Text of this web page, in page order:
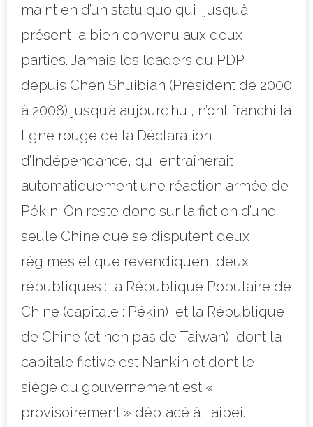
maintien d’un statu quo qui, jusqu’à
présent, a bien convenu aux deux
parties. Jamais les leaders du PDP,
depuis Chen Shuibian (Président de 2000
à 2008) jusqu’à aujourd’hui, n’ont franchi la
ligne rouge de la Déclaration
d’Indépendance, qui entraînerait
automatiquement une réaction armée de
Pékin. On reste donc sur la fiction d’une
seule Chine que se disputent deux
régimes et que revendiquent deux
républiques : la République Populaire de
Chine (capitale : Pékin), et la République
de Chine (et non pas de Taiwan), dont la
capitale fictive est Nankin et dont le
siège du gouvernement est «
provisoirement » déplacé à Taipei.